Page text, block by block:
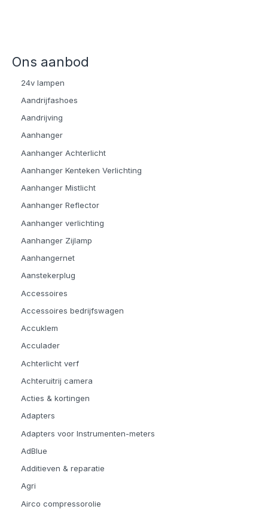
Ons aanbod
24v lampen
Aandrijfashoes
Aandrijving
Aanhanger
Aanhanger Achterlicht
Aanhanger Kenteken Verlichting
Aanhanger Mistlicht
Aanhanger Reflector
Aanhanger verlichting
Aanhanger Zijlamp
Aanhangernet
Aanstekerplug
Accessoires
Accessoires bedrijfswagen
Accuklem
Acculader
Achterlicht verf
Achteruitrij camera
Acties & kortingen
Adapters
Adapters voor Instrumenten-meters
AdBlue
Additieven & reparatie
Agri
Airco compressorolie